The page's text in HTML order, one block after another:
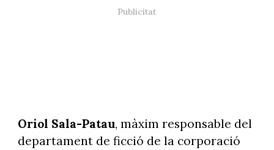
Oriol Sala-Patau, màxim responsable del
departament de ficció de la corporació